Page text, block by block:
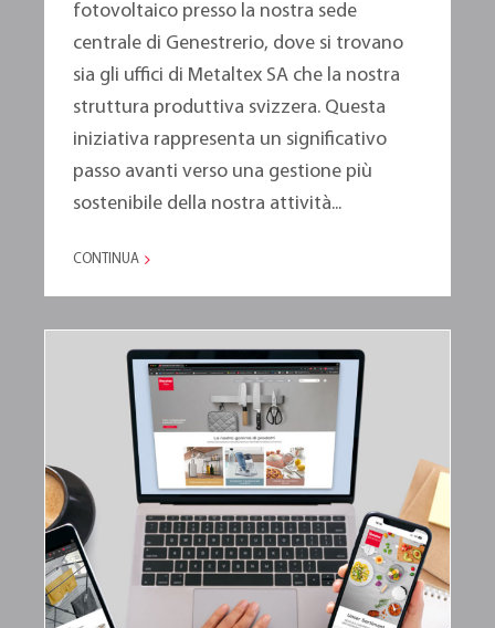
fotovoltaico presso la nostra sede
centrale di Genestrerio, dove si trovano
sia gli uffici di Metaltex SA che la nostra
struttura produttiva svizzera. Questa
iniziativa rappresenta un significativo
passo avanti verso una gestione più
sostenibile della nostra attività...
CONTINUA
I nuovi siti delle filiali
Metaltex sono online!